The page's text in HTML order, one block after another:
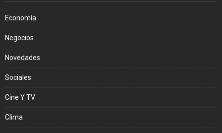
Economía
Negocios
Novedades
Sociales
Cine Y TV
Clima